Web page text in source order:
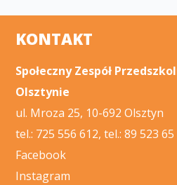
KONTAKT
Społeczny Zespół
Olsztynie
ul. Mroza 25, 10-692 Olsztyn
tel.: 725 556 612, tel.: 89 523 65
Facebook
Instagram